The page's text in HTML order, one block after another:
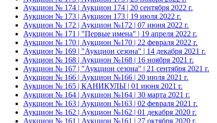
Аукцион № 174 | Аукцион 174 | 20 сентября 2022 г.
Аукцион № 173 | Аукцион 173 | 19 июля 2022 г.
Аукцион № 172 | Аукцион №172 | 07 июня 2022 г.
Аукцион № 171 | "Первые имена" | 19 апреля 2022 г.
Аукцион № 170 | Аукцион №170 | 22 февраля 2022 г.
Аукцион № 169 | "Аукцион сезона" | 14 декабря 2021 г.
Аукцион № 168 | Аукцион №168 | 16 ноября 2021 г.
Аукцион № 167 | "Аукцион сезона" | 21 сентября 2021 г.
Аукцион № 166 | Аукцион №166 | 20 июля 2021 г.
Аукцион № 165 | КАНИКУЛЫ | 01 июня 2021 г.
Аукцион № 164 | Аукцион №164 | 30 марта 2021 г.
Аукцион № 163 | Аукцион №163 | 02 февраля 2021 г.
Аукцион № 162 | Аукцион №162 | 01 декабря 2020 г.
Аукцион № 161 | Аукцион №161 | 27 октября 2020 г.